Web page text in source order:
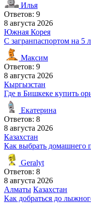
Илья
Ответов: 9
8 августа 2026
Южная Корея
С загранпаспортом на
Максим
Ответов: 9
8 августа 2026
Кыргызстан
Где в Бишкеке купить
Екатерина
Ответов: 8
8 августа 2026
Казахстан
Как выбрать домашнего
Geralyt
Ответов: 8
8 августа 2026
Алматы Казахстан
Как добраться до